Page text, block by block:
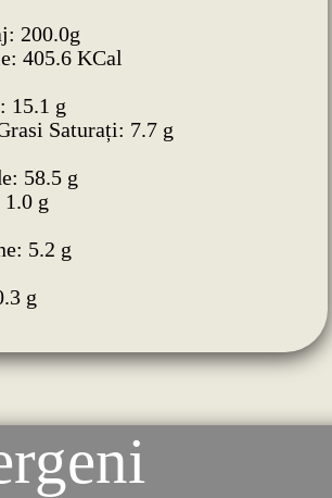
200.0g
405.6 KCal
15.1 g
Saturați: 7.7 g
58.5 g
1.0 g
5.2 g
g